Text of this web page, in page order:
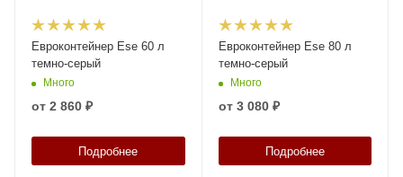
Евроконтейнер Ese 60 л
темно-серый
Много
от 2 860 ₽
Подробнее
Евроконтейнер Ese 80 л
темно-серый
Много
от 3 080 ₽
Подробнее